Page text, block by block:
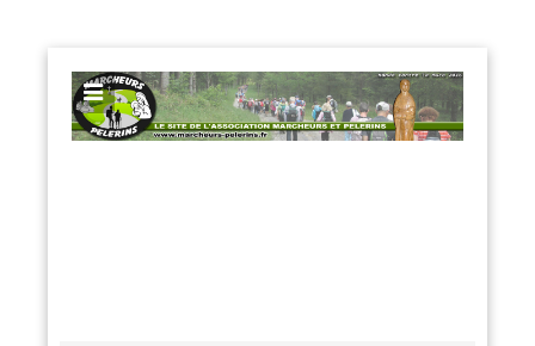
EXPOSE FRAMEWORK FOR JOOMLA 2.5 AND 3.0+